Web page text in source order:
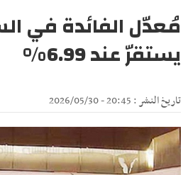
مُعدّل الفائدة في
يستقرّ عند 6.99%
تاريخ النشر : 20:45 - 2026/05/30